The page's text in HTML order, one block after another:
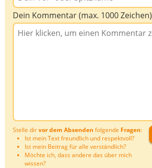
Dein Kommentar (max. 1000 Zeichen)
Stelle dirvor dem Absenden folgende Fragen:
Ist mein Text freundlich und respektvoll?
Ist mein Beitrag für alle verständlich?
Möchte ich, dass andere das über mich
wissen?